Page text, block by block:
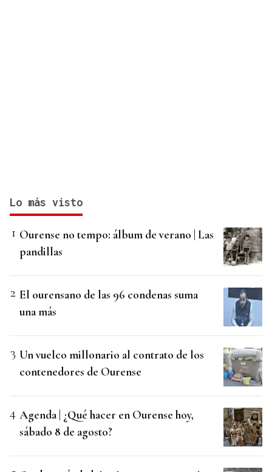
Lo más visto
Ourense no tempo: álbum de verano | Las
pandillas
El ourensano de las 96 condenas suma
una más
Un vuelco millonario al contrato de los
contenedores de Ourense
Agenda | ¿Qué hacer en Ourense hoy,
sábado 8 de agosto?